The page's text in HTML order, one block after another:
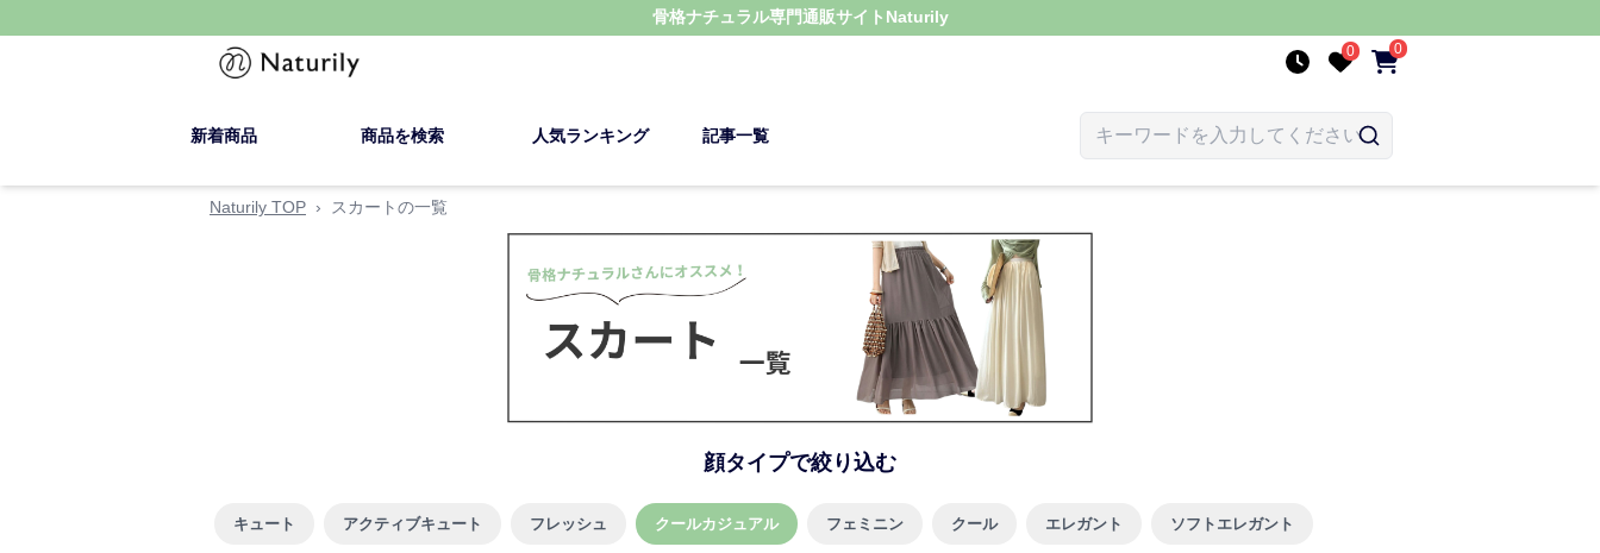
骨格ナチュラル専門通販サイト Naturily
0 0
新着商品 商品を検索 人気ランキング 記事一覧
Naturily TOP › スカートの一覧
顔タイプで絞り込む
キュート アクティブキュート フレッシュ クールカジュアル フェミニン クール エレガント ソフトエレガント